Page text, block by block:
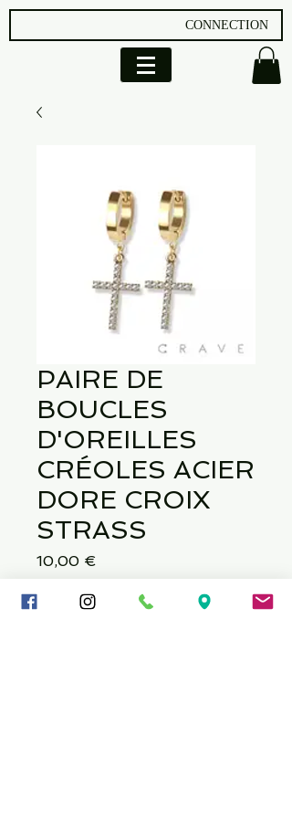
CONNECTION
PAIRE DE
BOUCLES
D'OREILLES
CRÉOLES ACIER
DORE CROIX
STRASS
10,00 €
Quantité *